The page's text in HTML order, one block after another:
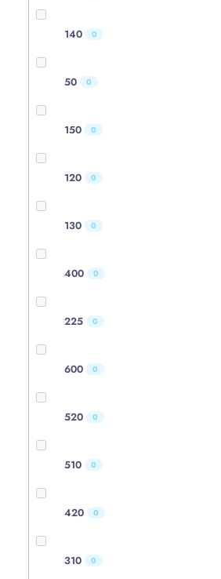
140 0
50 0
150 0
120 0
130 0
400 0
225 0
600 0
520 0
510 0
420 0
310 0